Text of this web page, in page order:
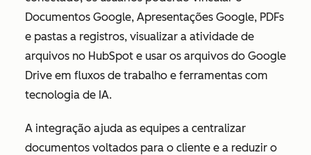
Documentos Google, Apresentações Google, PDFs
e pastas a registros, visualizar a atividade de
arquivos no HubSpot e usar os arquivos do Google
Drive em fluxos de trabalho e ferramentas com
tecnologia de IA.
A integração ajuda as equipes a centralizar
documentos voltados para o cliente e a reduzir o